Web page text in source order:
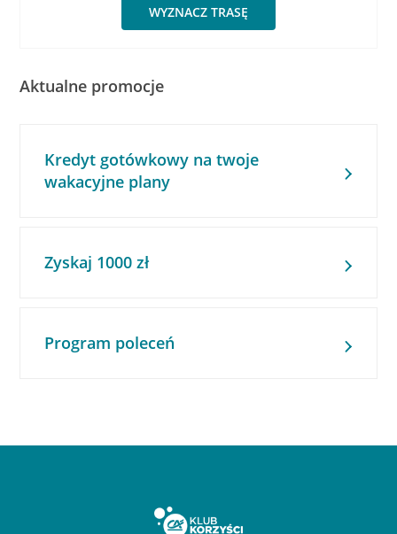
WYZNACZ TRASĘ
Aktualne promocje
Kredyt gotówkowy na twoje
wakacyjne plany
Zyskaj 1000 zł
Program poleceń